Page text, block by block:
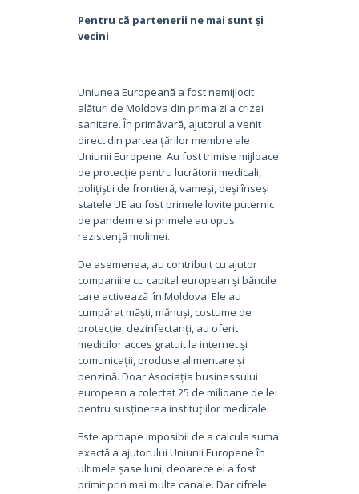
Pentru că partenerii ne mai sunt și
vecini
Uniunea Europeană a fost nemijlocit
alături de Moldova din prima zi a crizei
sanitare. În primăvară, ajutorul a venit
direct din partea țărilor membre ale
Uniunii Europene. Au fost trimise mijloace
de protecție pentru lucrătorii medicali,
polițiștii de frontieră, vameși, deși înseși
statele UE au fost primele lovite puternic
de pandemie si primele au opus
rezistență molimei.
De asemenea, au contribuit cu ajutor
companiile cu capital european și băncile
care activează în Moldova. Ele au
cumpărat măști, mănuși, costume de
protecție, dezinfectanți, au oferit
medicilor acces gratuit la internet și
comunicații, produse alimentare și
benzină. Doar Asociația businessului
european a colectat 25 de milioane de lei
pentru susținerea instituțiilor medicale.
Este aproape imposibil de a calcula suma
exactă a ajutorului Uniunii Europene în
ultimele șase luni, deoarece el a fost
primit prin mai multe canale. Dar cifrele